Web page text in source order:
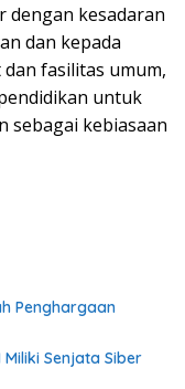
dengan kesadaran
dan kepada
fasilitas umum,
untuk
sebagai kebiasaan
Penghargaan
Senjata Siber